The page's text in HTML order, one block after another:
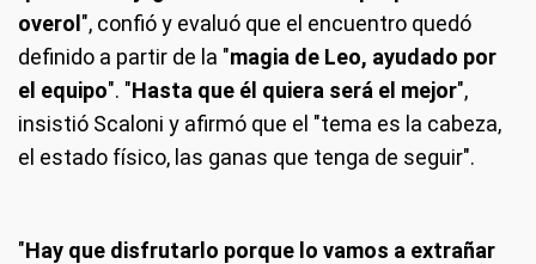
overol ", confió y evaluó que el encuentro quedó
definido a partir de la "magia de Leo, ayudado por
el equipo". "Hasta que él quiera será el mejor",
insistió Scaloni y afirmó que el "tema es la cabeza,
el estado físico, las ganas que tenga de seguir".
"Hay que disfrutarlo porque lo vamos a extrañar